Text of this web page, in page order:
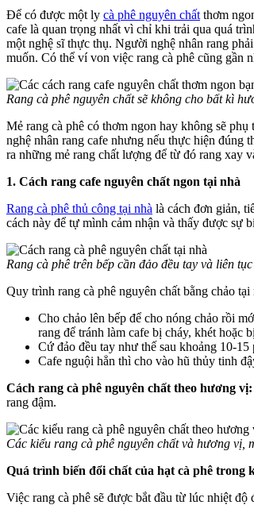
Để có được một ly cà phê nguyên chất thơm
cafe là quan trọng nhất vì chỉ khi trải qua quá
một nghệ sĩ thực thụ. Người nghệ nhân rang
muốn. Có thể ví von việc rang cà phê cũng gần
Rang cà phê nguyên chất sẽ không cho bất kì
Mẻ rang cà phê có thơm ngon hay không sẽ
nghệ nhân rang cafe nhưng nếu thực hiện đúng
ra những mẻ rang chất lượng để từ đó rang xay
1. Cách rang cafe nguyên chất ngon tại nhà
Rang cà phê thủ công tại nhà là cách đơn giản,
cách này để tự mình cảm nhận và thấy được sự
Rang cà phê trên bếp cần đảo đều tay và liên
Quy trình rang cà phê nguyên chất bằng chảo tại
Cho chảo lên bếp để cho nóng chảo rồi
rang để tránh làm cafe bị cháy, khét hoặc
Cứ đảo đều tay như thế sau khoảng 10-
Cafe nguội hẳn thì cho vào hũ thủy tinh
Cách rang cà phê nguyên chất theo hương vị:
rang đậm.
Các kiểu rang cà phê nguyên chất và hương vị,
Quá trình biến đổi chất của hạt cà phê trong
Việc rang cà phê sẽ được bắt đầu từ lúc nhiệt